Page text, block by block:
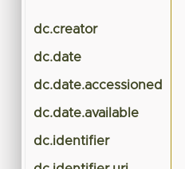
dc.creator
dc.date
dc.date.accessioned
dc.date.available
dc.identifier